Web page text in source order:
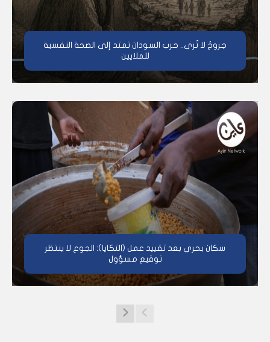
جروحٌ لا تُرى.. حرب السودان تمتد إلى الصحة النفسية
للملايين
سكان بحري بعد تقييد عمل (التكايا): الجوع لا ينتظر
توقيع مسؤول